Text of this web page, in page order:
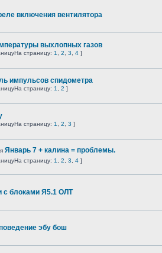
включения вентилятора
выхлопных газов
На страницу: 1 2 3 4 ]
импульсов спидометра
На страницу: 1 2 ]
На страницу: 1 2 3 ]
Январь 7 + калина = проблемы.
На страницу: 1 2 3 4 ]
с блоками Я5.1 ОЛТ
эбу бош